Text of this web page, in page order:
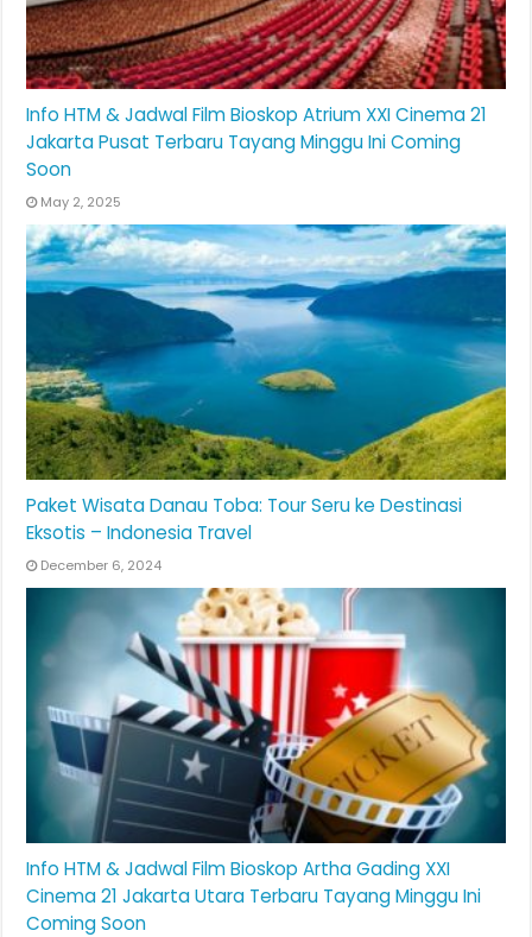
Info HTM & Jadwal Film Bioskop Atrium XXI Cinema 21
Jakarta Pusat Terbaru Tayang Minggu Ini Coming
Soon
May 2, 2025
Paket Wisata Danau Toba: Tour Seru ke Destinasi
Eksotis – Indonesia Travel
December 6, 2024
Info HTM & Jadwal Film Bioskop Artha Gading XXI
Cinema 21 Jakarta Utara Terbaru Tayang Minggu Ini
Coming Soon